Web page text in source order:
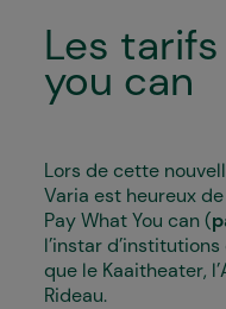
Les
you can
Lors de cette
Varia est heureux
Pay What You can (
l’instar
que le Kaaitheater,
Rideau.